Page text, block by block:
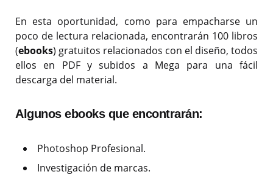
En esta oportunidad, como para empacharse un
poco de lectura relacionada, encontrarán 100 libros
(ebooks) gratuitos relacionados con el diseño, todos
ellos en PDF y subidos a Mega para una fácil
descarga del material.
Algunos ebooks que encontrarán:
Photoshop Profesional.
Investigación de marcas.